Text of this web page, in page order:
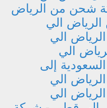
شحن من الرياض
الي
الي
الي
إلى
الي
الي